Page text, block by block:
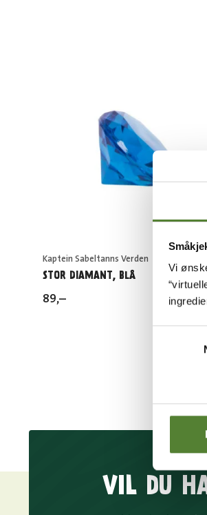
Vi
Kaptein Sabeltanns Verden
STOR DIAMANT, BLÅ
89,–
VIL DU